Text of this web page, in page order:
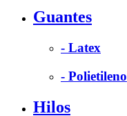
Guantes
- Latex
- Polietileno
Hilos